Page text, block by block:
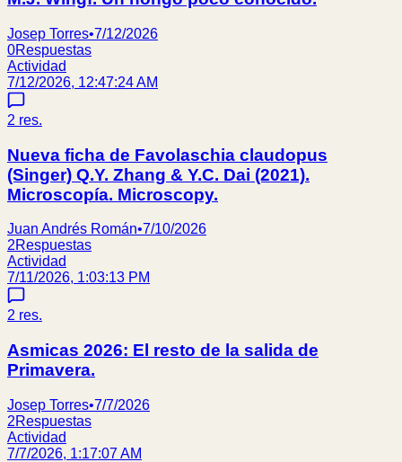
Josep Torres•7/12/2026
0Respuestas
Actividad
7/12/2026, 12:47:24 AM
2 res.
Nueva ficha de Favolaschia claudopus
(Singer) Q.Y. Zhang & Y.C. Dai (2021).
Microscopía. Microscopy.
Juan Andrés Román•7/10/2026
2Respuestas
Actividad
7/11/2026, 1:03:13 PM
2 res.
Asmicas 2026: El resto de la salida de
Primavera.
Josep Torres•7/7/2026
2Respuestas
Actividad
7/7/2026, 1:17:07 AM